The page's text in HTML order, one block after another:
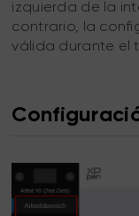
izquierda de la
contrario, la
válida durante el